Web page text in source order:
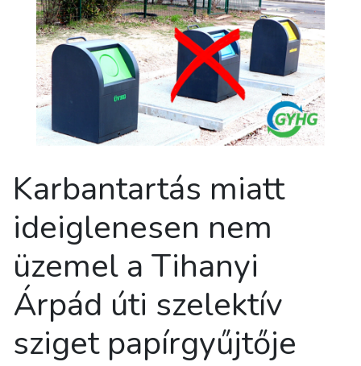
Karbantartás miatt
ideiglenesen nem
üzemel a Tihanyi
Árpád úti szelektív
sziget papírgyűjtője